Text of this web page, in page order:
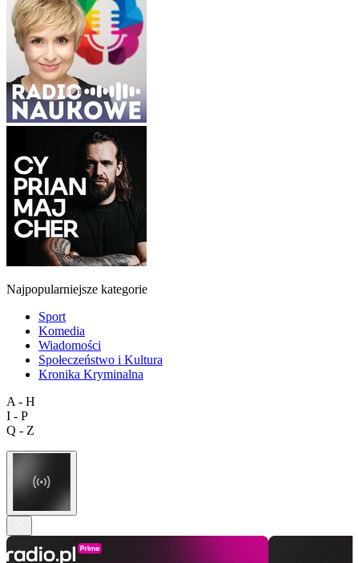
Najpopularniejsze kategorie
Sport
Komedia
Wiadomości
Społeczeństwo i Kultura
Kronika Kryminalna
A - H
I - P
Q - Z